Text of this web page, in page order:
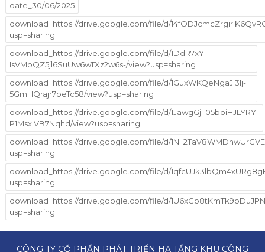
date_30/06/2025
download_https://drive.google.com/file/d/
usp=sharing
download_https://drive.google.com/file/d/1DdR7xY-
IsVMoQZ5jl6SuUw6wTXz2w6s-/view?usp=sharing
download_https://drive.google.com/file/d/1GuxWKQeNgaJi3lj-
5GmHQrajr7beTc58/view?usp=sharing
download_https://drive.google.com/file/d/1JawgGjT05boiHJLYRY-
P1MsxIVB7Nqhd/view?usp=sharing
download_https://drive.google.com/file/d/
usp=sharing
download_https://drive.google.com/file/d/
usp=sharing
download_https://drive.google.com/file/d/
usp=sharing
CÔNG TY CỔ PHẦN PHÁT TRIỂN HẠ TẦNG KHU CÔNG